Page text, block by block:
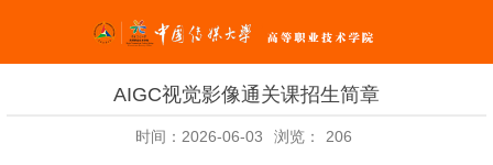
AIGC视觉影像通关课招生简章
时间：2026-06-03 浏览： 206